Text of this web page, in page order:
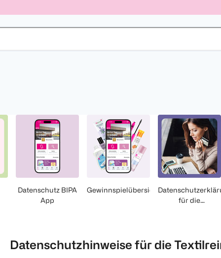
Datenschutz BIPA
App
Gewinnspielübersicht
für die
Datenschutzhinweise für die